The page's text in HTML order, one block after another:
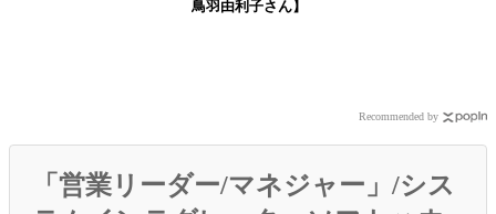
鳥羽由利子さん】
Recommended by
「営業リーダー/マネジャー」/シス